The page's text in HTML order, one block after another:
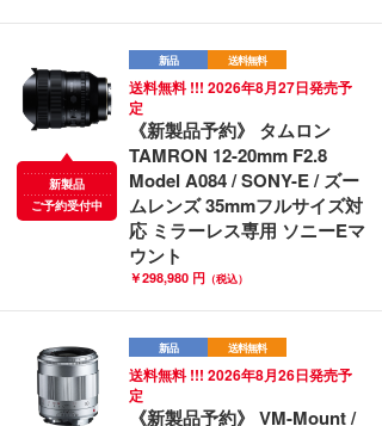
新製品
ご予約受付中
新品 送料無料
送料無料 !!! 2026年8月27日発売予
定
《新製品予約》 タムロン
TAMRON 12-20mm F2.8
Model A084 / SONY-E / ズー
ムレンズ 35mmフルサイズ対
応 ミラーレス専用 ソニーEマ
ウント
￥298,980 円 （税込）
新品 送料無料
送料無料 !!! 2026年8月26日発売予
定
《新製品予約》 VM-Mount /